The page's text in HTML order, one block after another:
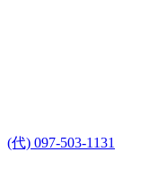
(代) 097-503-1131